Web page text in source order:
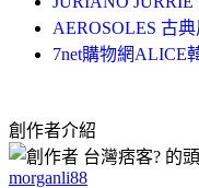
AEROSOLES 古
7net購物網ALICE
創作者介紹
morganli88